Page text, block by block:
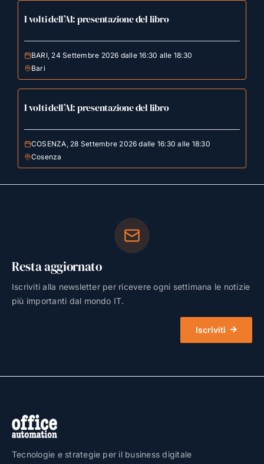
I volti dell’AI: presentazione del libro
BARI, 24 Settembre 2026 dalle 16:30 alle 18:30
Bari
I volti dell’AI: presentazione del libro
COSENZA, 28 Settembre 2026 dalle 16:30 alle 18:30
Cosenza
Resta aggiornato
Iscriviti alla newsletter per ricevere ogni settimana le notizie
più importanti dal mondo IT.
Iscriviti
Tecnologie e strategie per il business digitale